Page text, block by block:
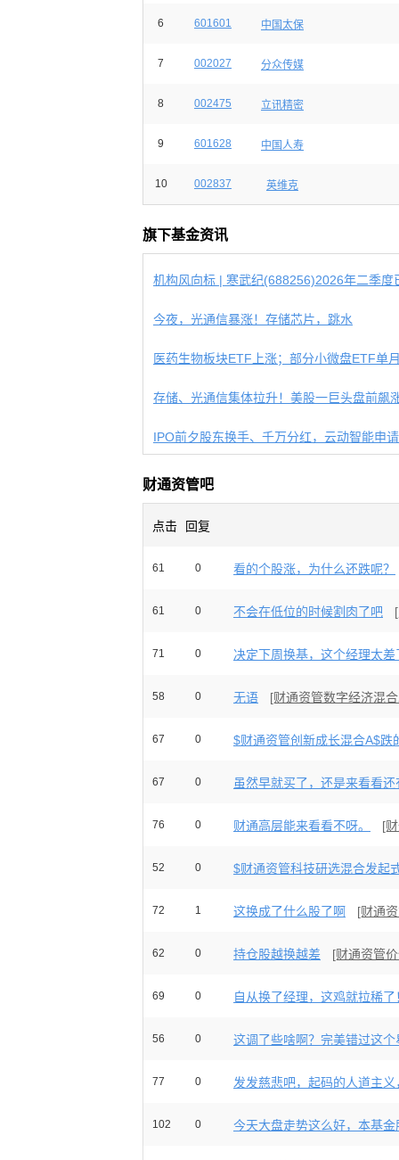
6 601601 中国太保
7 002027 分众传媒
8 002475 立讯精密
9 601628 中国人寿
10 002837 英维克
旗下基金资讯
机构风向标 | 寒武纪(688256)2026年二季度
今夜，光通信暴涨！存储芯片，跳水
存储、光通信集体拉升！美股一巨头盘前飙
IPO前夕股东换手、千万分红，云动智能申
财通资管吧
点击 回复
61 0 看的个股涨，为什么还跌呢？
61 0 不会在低位的时候割肉了吧
71 0 决定下周换基，这个经理太差
58 0 无语 [财通资管数字经济混
67 0 $财通资管创新成长混合A$跌
67 0 虽然早就买了，还是来看看
76 0 财通高层能来看看不呀。 [
52 0 $财通资管科技研选混合发起
72 1 这换成了什么股了啊 [财通
62 0 持仓股越换越差 [财通资管
69 0 自从换了经理，这鸡就拉稀了
56 0 这调了些啥啊？完美错过这
77 0 发发慈悲吧，起码的人道主
102 0 今天大盘走势这么好，本基